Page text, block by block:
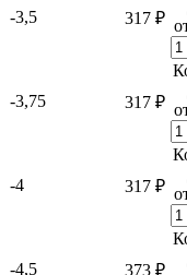
-3,5 317 ₽
-3,75 317 ₽
-4 317 ₽
-4,5 373 ₽